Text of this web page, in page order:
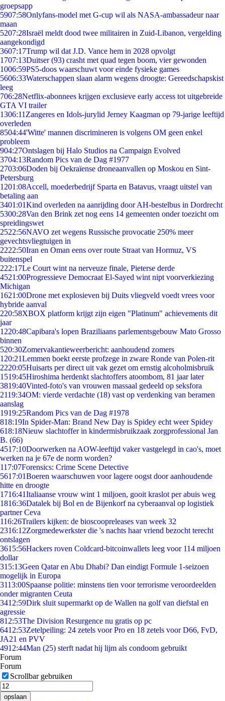
groepsapp
5907:58Onlyfans-model met G-cup wil als NASA-ambassadeur naar
maan
5207:28Israël meldt dood twee militairen in Zuid-Libanon, vergelding
aangekondigd
3607:17Trump wil dat J.D. Vance hem in 2028 opvolgt
1707:13Duitser (93) crasht met quad tegen boom, vier gewonden
1006:59PS5-doos waarschuwt voor einde fysieke games
5606:33Waterschappen slaan alarm wegens droogte: Gereedschapskist
leeg
706:28Netflix-abonnees krijgen exclusieve early access tot uitgebreide
GTA VI trailer
1306:11 Zangeres en Idols-jurylid Jerney Kaagman op 79-jarige leeftijd
overleden
8504:44'Witte' mannen discrimineren is volgens OM geen enkel
probleem
904:27Ontslagen bij Halo Studios na Campaign Evolved
3704:13Random Pics van de Dag #1977
2703:06Doden bij Oekraïense droneaanvallen op Moskou en Sint-
Petersburg
1201:08Accell, moederbedrijf Sparta en Batavus, vraagt uitstel van
betaling aan
3401:01Kind overleden na aanrijding door AH-bestelbus in Dordrecht
5300:28Van den Brink zet nog eens 14 gemeenten onder toezicht om
spreidingswet
2522:56NAVO zet wegens Russische provocatie 250% meer
gevechtsvliegtuigen in
2222:50Iran en Oman eens over route Straat van Hormuz, VS
buitenspel
222:17Le Court wint na nerveuze finale, Pieterse derde
4521:00Progressieve Democraat El-Sayed wint nipt voorverkiezing
Michigan
1621:00Drone met explosieven bij Duits vliegveld voedt vrees voor
hybride aanval
220:58XBOX platform krijgt zijn eigen "Platinum" achievements dit
jaar
1220:48Capibara's lopen Braziliaans parlementsgebouw Mato Grosso
binnen
520:30Zomervakantieweerbericht: aanhoudend zomers
1 20:21Lemmen boekt eerste profzege in zware Ronde van Polen-rit
2220:05Huisarts per direct uit vak gezet om ernstig alcoholmisbruik
1519:45Hiroshima herdenkt slachtoffers atoombom, 81 jaar later
3819:40Vinted-foto's van vrouwen massaal gedeeld op seksfora
2119:34OM: vierde verdachte (18) vast op verdenking van beramen
aanslag
1919:25Random Pics van de Dag #1978
818:19In Spider-Man: Brand New Day is Spidey echt weer Spidey
618:18Nieuw slachtoffer in kindermisbruikzaak zorgprofessional Jan
B. (66)
4517:10Doorwerken na AOW-leeftijd vaker vastgelegd in cao's, moet
werken na je 67e de norm worden?
117:07Forensics: Crime Scene Detective
5617:01Boeren waarschuwen voor lagere oogst door aanhoudende
hitte en droogte
1716:41Italiaanse vrouw wint 1 miljoen, gooit kraslot per abuis weg
1816:36Datalek bij Bol en de Bijenkorf na cyberaanval op logistiek
partner Ceva
116:26Trailers kijken: de bioscoopreleases van week 32
2316:12Zorgmedewerkster die 's nachts haar vriend bezocht terecht
ontslagen
3615:56Hackers roven Coldcard-bitcoinwallets leeg voor 114 miljoen
dollar
315:13Geen Qatar en Abu Dhabi? Dan eindigt Formule 1-seizoen
mogelijk in Europa
3113:00Spaanse politie: minstens tien voor terrorisme veroordeelden
onder migranten Ceuta
3412:59Dirk sluit supermarkt op de Wallen na golf van diefstal en
agressie
812:53The Division Resurgence nu gratis op pc
6412:53Zetelpeiling: 24 zetels voor Pro en 18 zetels voor D66, FvD,
JA21 en PVV
4912:44Man (25) sterft nadat hij lijm als condoom gebruikt
Forum
Forum
Scrollbar gebruiken
opslaan